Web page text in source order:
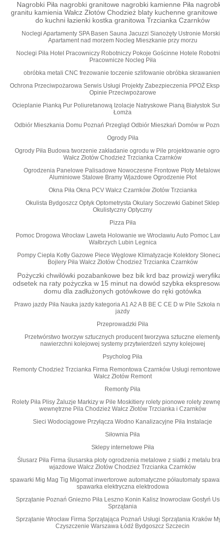
Nagrobki Piła nagrobki granitowe nagrobki kamienne Piła
granitu kamienia Wałcz Złotów Chodzież blaty kuchenne granitowe
do kuchni łazienki kostka granitowa Trzcianka Czarnków
Noclegi Apartamenty SPA Basen Sauna Jacuzzi Sianożęty Ustronie
Apartament nad morzem Nocleg Mieszkanie przy morzu
Noclegi Piła Hotel Pracowniczy Robotniczy Pokoje Gościnne Hotele
Pracownicze Nocleg Piła
obróbka metali CNC frezowanie toczenie szlifowanie obróbka
Ochrona Przeciwpożarowa Serwis Usługi Projekty Zabezpieczenia PPOŻ
Opinie Przeciwpożarowe
Ocieplanie Pianką Pur Poliuretanową Izolacje Natryskowe Pianą Białystok
Łomża
Odbiór Mieszkania Domu Poznań Przegląd Odbiór Mieszkań Domów w
Ogrody Piła
Ogrody Piła Budowa tworzenie zakładanie ogrodu w Pile projektowanie
Wałcz Złotów Chodzież Trzcianka Czarnków
Ogrodzenia Panelowe Palisadowe Nowoczesne Frontowe Płoty
Aluminiowe Stalowe Bramy Wjazdowe Ogrodzenie Płot
Okna Piła Okna PCV Wałcz Czarnków Złotów Trzcianka
Okulista Bydgoszcz Optyk Optometrysta Okulary Soczewki Gabinet Sklep
Okulistyczny Optyczny
Pizza Piła
Pomoc Drogowa Wrocław Laweta Holowanie we Wrocławiu Auto Pomoc
Wałbrzych Lubin Legnica
Pompy Ciepła Kotły Gazowe Piece Węglowe Klimatyzacje Kolektory
Bojlery Piła Wałcz Złotów Chodzież Trzcianka Czarnków
Pożyczki chwilówki pozabankowe bez bik krd baz prowizji
odsetek na raty pożyczka w 15 minut na dowód szybka
domu dla zadłużonych gotówkowe do ręki gotówka
Prawo jazdy Piła Nauka jazdy kategoria A1 A2 A B BE C CE D‎ w Pile Szkoła
jazdy
Przeprowadzki Piła
Przetwórstwo tworzyw sztucznych producent tworzywa sztuczne elementy
nawierzchni kolejowej systemy przytwierdzeń szyny kolejowej
Psycholog Piła
Remonty Chodzież Trzcianka Firma Remontowa Czarnków Usługi
Wałcz Złotów Remont
Remonty Piła
Rolety Piła Plisy Żaluzje Markizy w Pile Moskitiery rolety pionowe rolety
wewnętrzne Pila Chodzież Wałcz Złotów Trzcianka i Czarnków
Sieci Wodociągowe Przyłącza Wodno Kanalizacyjne Piła Instalacje
Siłownia Piła
Sklepy internetowe Piła
Ślusarz Piła Firma ślusarska płoty ogrodzenia metalowe z siatki z metalu
wjazdowe Wałcz Złotów Chodzież Trzcianka Czarnków
spawarki Mig Mag Tig Migomat inwertorowe automatyczne półautomaty
spawarka elektryczna elektrodowa
Sprzątanie Poznań Gniezno Piła Leszno Konin Kalisz Inowrocław Gostyń
Sprzątania
Sprzątanie Wrocław Firma Sprzątająca Poznań Usługi Sprzątania Kraków
Czyszczenie Warszawa Łódź Bydgoszcz Szczecin